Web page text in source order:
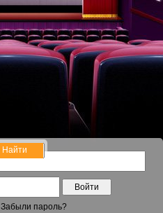
Войти
Забыли пароль?